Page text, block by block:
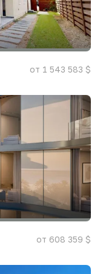
от 1 543 583 $
от 608 359 $